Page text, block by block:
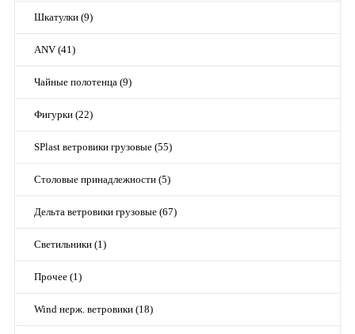
Шкатулки (9)
ANV (41)
Чайные полотенца (9)
Фигурки (22)
SPlast ветровики грузовые (55)
Столовые принадлежности (5)
Дельта ветровики грузовые (67)
Светильники (1)
Прочее (1)
Wind нерж. ветровики (18)